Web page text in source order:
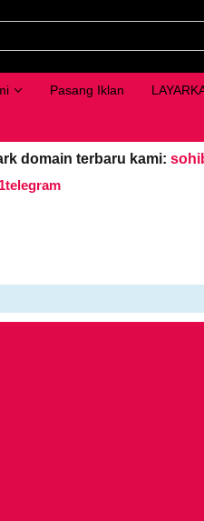
Pasang Iklan
domain terbaru kami: